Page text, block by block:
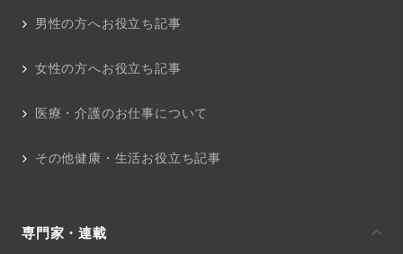
男性の方へお役立ち記事
女性の方へお役立ち記事
医療・介護のお仕事について
その他健康・生活お役立ち記事
専門家・連載